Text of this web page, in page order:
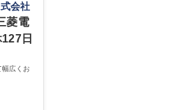
会社
菱電
日
幅広くお